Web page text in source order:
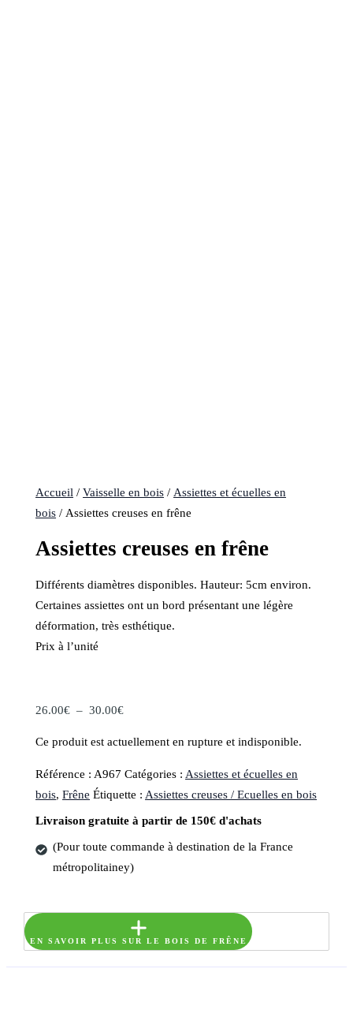
Accueil /Vaisselle en bois /Assiettes et écuelles en
bois / Assiettes creuses en frêne
Assiettes creuses en frêne
Différents diamètres disponibles. Hauteur: 5cm environ.
Certaines assiettes ont un bord présentant une légère
déformation, très esthétique.
Prix à l’unité
26.00€ – 30.00€Plage
26.00€
à
Ce produit est actuellement en rupture et indisponible.
Référence : A967 Catégories : Assiettes et écuelles en
bois,Frêne Étiquette : Assiettes creuses / Ecuelles en bois
Livraison gratuite à partir de 150€ d'achats
(Pour toute commande à destination de la France
métropolitainey)
EN SAVOIR PLUS SUR LE BOIS DE FRÊNE